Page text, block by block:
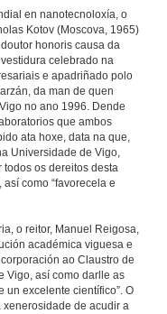
en nanotecnoloxía, o
Kotov (Moscova, 1965)
honoris causa da
celebrado na
e apadriñado polo
da man de quen
no ano 1996. Dende
que ambos
ata hoxe, data na que,
Universidade de Vigo,
todos os dereitos desta
como “favorecela e
o reitor, Manuel Reigosa,
académica viguesa e
ao Claustro de
Vigo, así como darlle as
un excelente científico”. O
de acudir a